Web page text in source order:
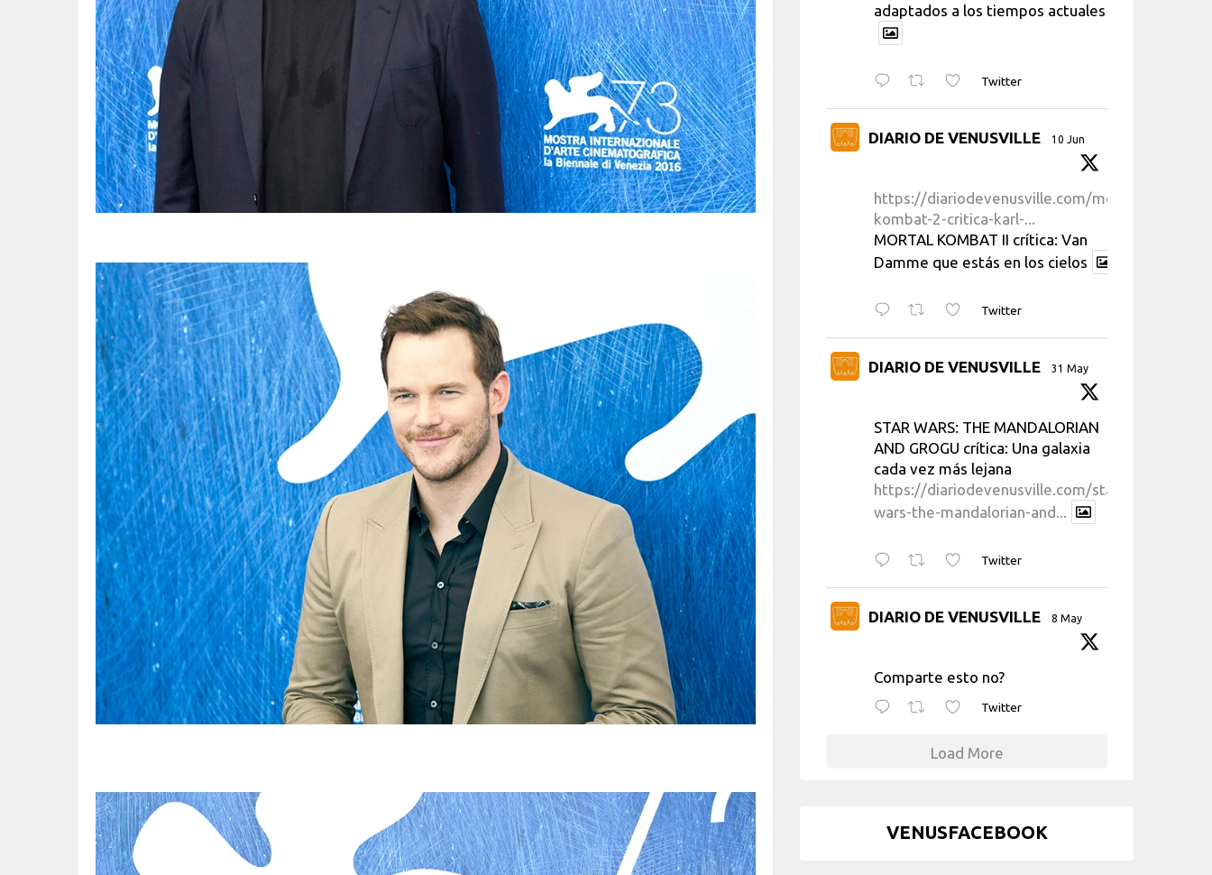
adaptados a los tiempos actuales
Twitter
DIARIO DE VENUSVILLE 10 Jun
https://diariodevenusville.com/mortal-
kombat-2-critica-karl-...
MORTAL KOMBAT II crítica: Van
Damme que estás en los cielos
Twitter
DIARIO DE VENUSVILLE 31 May
STAR WARS: THE MANDALORIAN
AND GROGU crítica: Una galaxia
cada vez más lejana
https://diariodevenusville.com/star-
wars-the-mandalorian-and...
Twitter
DIARIO DE VENUSVILLE 8 May
Comparte esto no?
Twitter
Load More
VENUSFACEBOOK